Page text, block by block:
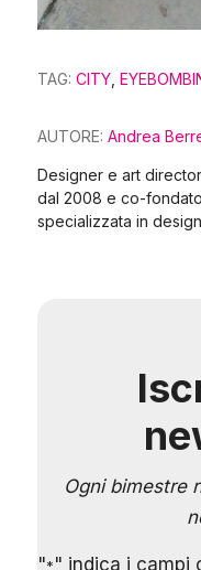
TAG: CITY
AUTORE: Andrea
Designer e art
dal 2008 e co-
specializzata in
Ogni bimestre
"*" indica i campi